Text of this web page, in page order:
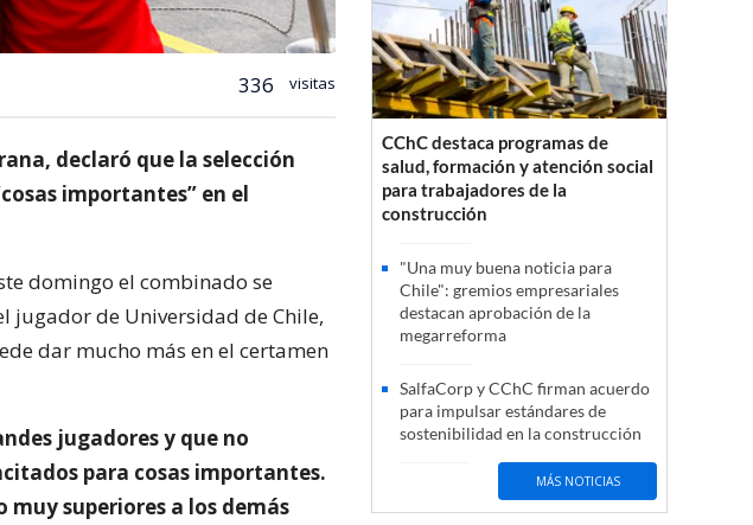
336 visitas
declaró que la selección
importantes” en el
domingo el combinado se
jugador de Universidad de Chile,
dar mucho más en el certamen
jugadores y que no
para cosas importantes.
superiores a los demás
CChC destaca programas de
salud, formación y atención social
para trabajadores de la
construcción
"Una muy buena noticia para
Chile": gremios empresariales
destacan aprobación de la
megarreforma
SalfaCorp y CChC firman acuerdo
para impulsar estándares de
sostenibilidad en la construcción
MÁS NOTICIAS